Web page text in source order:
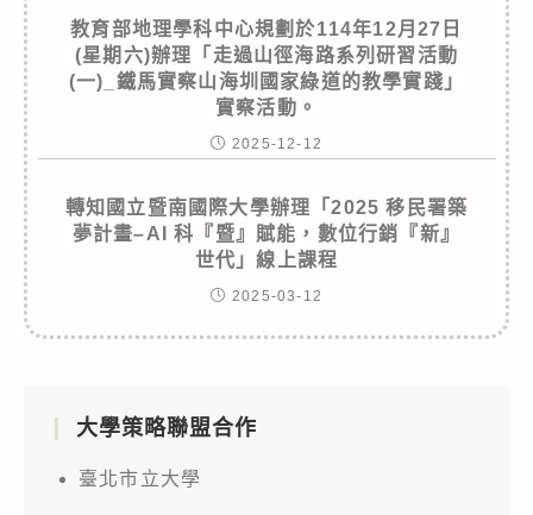
教育部地理學科中心規劃於114年12月27日
(星期六)辦理「走過山徑海路系列研習活動
(一)_鐵馬實察山海圳國家綠道的教學實踐」
實察活動。
2025-12-12
轉知國立暨南國際大學辦理「2025 移民署築
夢計畫–AI 科『暨』賦能，數位行銷『新』
世代」線上課程
2025-03-12
大學策略聯盟合作
臺北市立大學